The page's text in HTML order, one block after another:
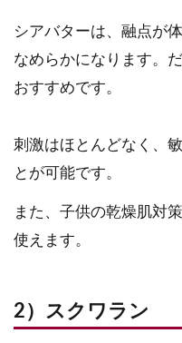
シアバターは、融点が
なめらかになります。
おすすめです。
刺激はほとんどなく、
とが可能です。
また、子供の乾燥肌対
使えます。
2）スクワラン